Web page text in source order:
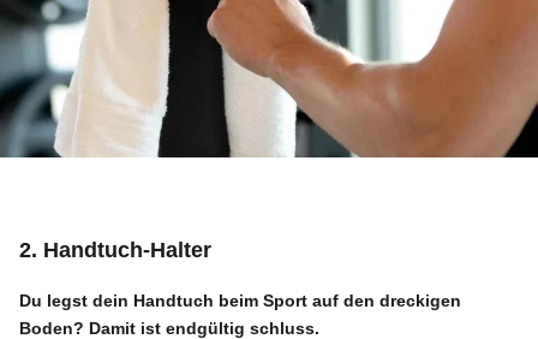
2. Handtuch-Halter
Du legst dein Handtuch beim Sport auf den dreckigen
Boden? Damit ist endgültig schluss.